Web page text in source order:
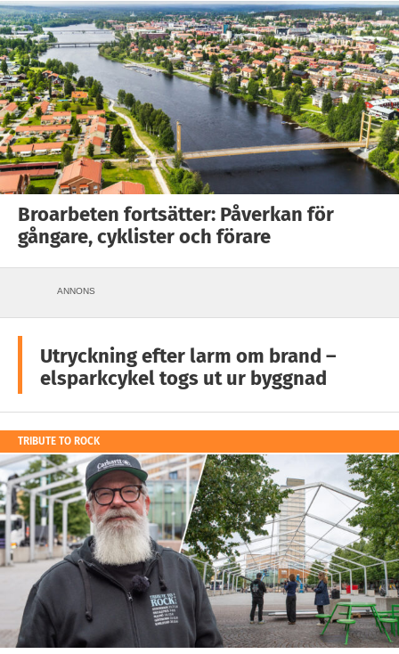
Broarbeten fortsätter: Påverkan för
gångare, cyklister och förare
ANNONS
Utryckning efter larm om brand –
elsparkcykel togs ut ur byggnad
TRIBUTE TO ROCK